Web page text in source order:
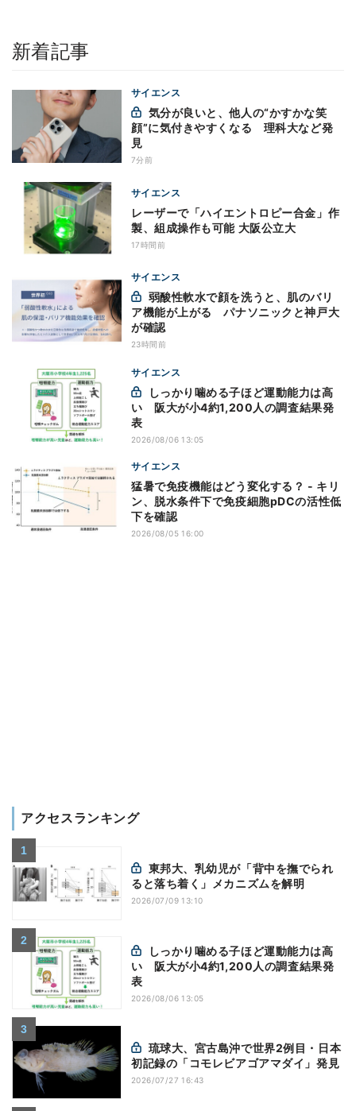
新着記事
サイエンス
顔”に気付きやすくなる 理科大など発
見
7分前
サイエンス
レーザーで「ハイエントロピー合金」作
製、組成操作も可能 大阪公立大
17時間前
サイエンス
ア機能が上がる パナソニックと神戸大
が確認
23時間前
サイエンス
い 阪大が小4約1,200人の調査結果発
表
2026/08/06 13:05
サイエンス
猛暑で免疫機能はどう変化する？ - キリ
ン、脱水条件下で免疫細胞pDCの活性低
下を確認
2026/08/05 16:00
アクセスランキング
ると落ち着く」メカニズムを解明
2026/07/09 13:10
い 阪大が小4約1,200人の調査結果発
表
2026/08/06 13:05
初記録の「コモレビアゴアマダイ」発見
2026/07/27 16:43